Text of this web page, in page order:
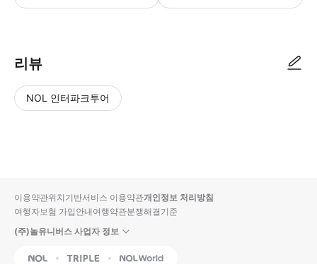
리뷰
NOL 인터파크투어
입니
다.
순
상
이용약관위치기반서비스 이용약관개인정보 처리방침
여행자보험 가입안내여행약관분쟁해결기준
(주)놀유니버스 사업자 정보